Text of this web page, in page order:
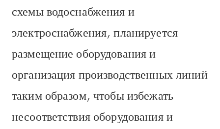
схемы водоснабжения и
электроснабжения, планируется
размещение оборудования и
организация производственных линий
таким образом, чтобы избежать
несоответствия оборудования и